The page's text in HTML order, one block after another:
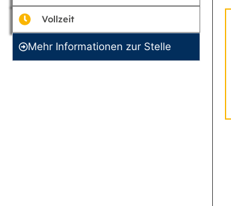
Vollzeit
Mehr Informationen zur Stelle